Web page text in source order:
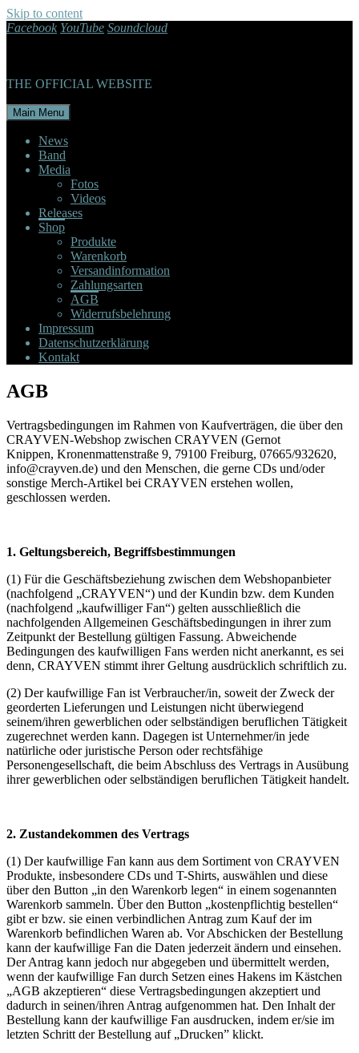
Skip to content
Facebook YouTube Soundcloud
THE OFFICIAL WEBSITE
Main Menu
News
Band
Media
Fotos
Videos
Releases
Shop
Produkte
Warenkorb
Versandinformation
Zahlungsarten
AGB
Widerrufsbelehrung
Impressum
Datenschutzerklärung
Kontakt
AGB
Vertragsbedingungen im Rahmen von Kaufverträgen, die über den
CRAYVEN-Webshop zwischen CRAYVEN (Gernot
Knippen, Kronenmattenstraße 9, 79100 Freiburg, 07665/932620,
info@crayven.de) und den Menschen, die gerne CDs und/oder
sonstige Merch-Artikel bei CRAYVEN erstehen wollen,
geschlossen werden.
1. Geltungsbereich, Begriffsbestimmungen
(1) Für die Geschäftsbeziehung zwischen dem Webshopanbieter
(nachfolgend „CRAYVEN“) und der Kundin bzw. dem Kunden
(nachfolgend „kaufwilliger Fan“) gelten ausschließlich die
nachfolgenden Allgemeinen Geschäftsbedingungen in ihrer zum
Zeitpunkt der Bestellung gültigen Fassung. Abweichende
Bedingungen des kaufwilligen Fans werden nicht anerkannt, es sei
denn, CRAYVEN stimmt ihrer Geltung ausdrücklich schriftlich zu.
(2) Der kaufwillige Fan ist Verbraucher/in, soweit der Zweck der
georderten Lieferungen und Leistungen nicht überwiegend
seinem/ihren gewerblichen oder selbständigen beruflichen Tätigkeit
zugerechnet werden kann. Dagegen ist Unternehmer/in jede
natürliche oder juristische Person oder rechtsfähige
Personengesellschaft, die beim Abschluss des Vertrags in Ausübung
ihrer gewerblichen oder selbständigen beruflichen Tätigkeit handelt.
2. Zustandekommen des Vertrags
(1) Der kaufwillige Fan kann aus dem Sortiment von CRAYVEN
Produkte, insbesondere CDs und T-Shirts, auswählen und diese
über den Button „in den Warenkorb legen“ in einem sogenannten
Warenkorb sammeln. Über den Button „kostenpflichtig bestellen“
gibt er bzw. sie einen verbindlichen Antrag zum Kauf der im
Warenkorb befindlichen Waren ab. Vor Abschicken der Bestellung
kann der kaufwillige Fan die Daten jederzeit ändern und einsehen.
Der Antrag kann jedoch nur abgegeben und übermittelt werden,
wenn der kaufwillige Fan durch Setzen eines Hakens im Kästchen
„AGB akzeptieren“ diese Vertragsbedingungen akzeptiert und
dadurch in seinen/ihren Antrag aufgenommen hat. Den Inhalt der
Bestellung kann der kaufwillige Fan ausdrucken, indem er/sie im
letzten Schritt der Bestellung auf „Drucken” klickt.